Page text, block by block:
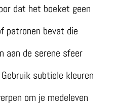
dat het boeket geen
patronen bevat die
aan de serene sfeer
subtiele kleuren
om je medeleven